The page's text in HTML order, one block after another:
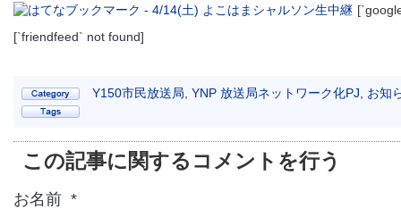
[`friendfeed` not found]
Y150市民放送局 YNP 放送局ネットワーク化PJ お知
この記事に関するコメントを行う
お名前 *